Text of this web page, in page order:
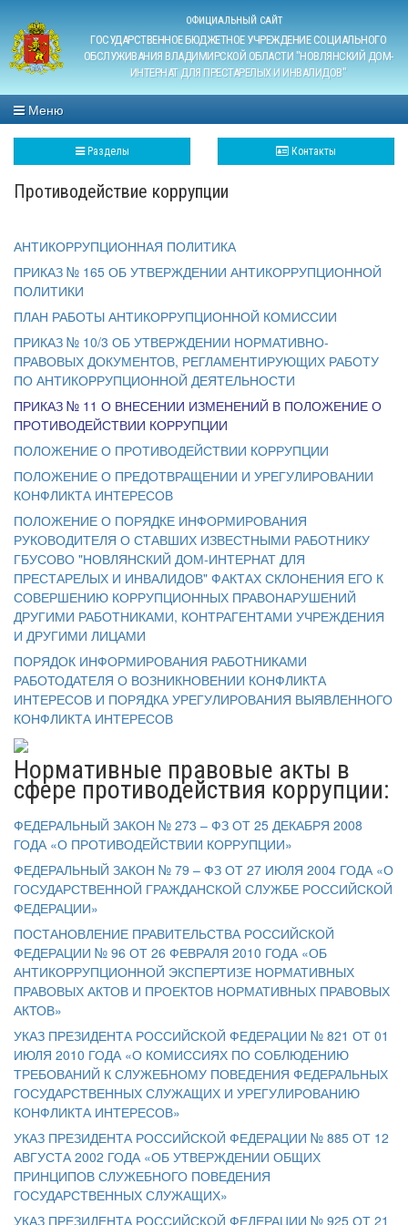
ОФИЦИАЛЬНЫЙ САЙТ
ГОСУДАРСТВЕННОЕ БЮДЖЕТНОЕ УЧРЕЖДЕНИЕ СОЦИАЛЬНОГО
ОБСЛУЖИВАНИЯ ВЛАДИМИРСКОЙ ОБЛАСТИ "НОВЛЯНСКИЙ ДОМ-
ИНТЕРНАТ ДЛЯ ПРЕСТАРЕЛЫХ И ИНВАЛИДОВ"
Меню
Разделы Контакты
Противодействие коррупции
АНТИКОРРУПЦИОННАЯ ПОЛИТИКА
ПРИКАЗ № 165 ОБ УТВЕРЖДЕНИИ АНТИКОРРУПЦИОННОЙ
ПОЛИТИКИ
ПЛАН РАБОТЫ АНТИКОРРУПЦИОННОЙ КОМИССИИ
ПРИКАЗ № 10/3 ОБ УТВЕРЖДЕНИИ НОРМАТИВНО-
ПРАВОВЫХ ДОКУМЕНТОВ, РЕГЛАМЕНТИРУЮЩИХ РАБОТУ
ПО АНТИКОРРУПЦИОННОЙ ДЕЯТЕЛЬНОСТИ
ПРИКАЗ № 11 О ВНЕСЕНИИ ИЗМЕНЕНИЙ В ПОЛОЖЕНИЕ О
ПРОТИВОДЕЙСТВИИ КОРРУПЦИИ
ПОЛОЖЕНИЕ О ПРОТИВОДЕЙСТВИИ КОРРУПЦИИ
ПОЛОЖЕНИЕ О ПРЕДОТВРАЩЕНИИ И УРЕГУЛИРОВАНИИ
КОНФЛИКТА ИНТЕРЕСОВ
ПОЛОЖЕНИЕ О ПОРЯДКЕ ИНФОРМИРОВАНИЯ
РУКОВОДИТЕЛЯ О СТАВШИХ ИЗВЕСТНЫМИ РАБОТНИКУ
ГБУСОВО "НОВЛЯНСКИЙ ДОМ-ИНТЕРНАТ ДЛЯ
ПРЕСТАРЕЛЫХ И ИНВАЛИДОВ" ФАКТАХ СКЛОНЕНИЯ ЕГО К
СОВЕРШЕНИЮ КОРРУПЦИОННЫХ ПРАВОНАРУШЕНИЙ
ДРУГИМИ РАБОТНИКАМИ, КОНТРАГЕНТАМИ УЧРЕЖДЕНИЯ
И ДРУГИМИ ЛИЦАМИ
ПОРЯДОК ИНФОРМИРОВАНИЯ РАБОТНИКАМИ
РАБОТОДАТЕЛЯ О ВОЗНИКНОВЕНИИ КОНФЛИКТА
ИНТЕРЕСОВ И ПОРЯДКА УРЕГУЛИРОВАНИЯ ВЫЯВЛЕННОГО
КОНФЛИКТА ИНТЕРЕСОВ
Нормативные правовые акты в
сфере противодействия коррупции:
ФЕДЕРАЛЬНЫЙ ЗАКОН № 273 – ФЗ ОТ 25 ДЕКАБРЯ 2008
ГОДА «О ПРОТИВОДЕЙСТВИИ КОРРУПЦИИ»
ФЕДЕРАЛЬНЫЙ ЗАКОН № 79 – ФЗ ОТ 27 ИЮЛЯ 2004 ГОДА «О
ГОСУДАРСТВЕННОЙ ГРАЖДАНСКОЙ СЛУЖБЕ РОССИЙСКОЙ
ФЕДЕРАЦИИ»
ПОСТАНОВЛЕНИЕ ПРАВИТЕЛЬСТВА РОССИЙСКОЙ
ФЕДЕРАЦИИ № 96 ОТ 26 ФЕВРАЛЯ 2010 ГОДА «ОБ
АНТИКОРРУПЦИОННОЙ ЭКСПЕРТИЗЕ НОРМАТИВНЫХ
ПРАВОВЫХ АКТОВ И ПРОЕКТОВ НОРМАТИВНЫХ ПРАВОВЫХ
АКТОВ»
УКАЗ ПРЕЗИДЕНТА РОССИЙСКОЙ ФЕДЕРАЦИИ № 821 ОТ 01
ИЮЛЯ 2010 ГОДА «О КОМИССИЯХ ПО СОБЛЮДЕНИЮ
ТРЕБОВАНИЙ К СЛУЖЕБНОМУ ПОВЕДЕНИЯ ФЕДЕРАЛЬНЫХ
ГОСУДАРСТВЕННЫХ СЛУЖАЩИХ И УРЕГУЛИРОВАНИЮ
КОНФЛИКТА ИНТЕРЕСОВ»
УКАЗ ПРЕЗИДЕНТА РОССИЙСКОЙ ФЕДЕРАЦИИ № 885 ОТ 12
АВГУСТА 2002 ГОДА «ОБ УТВЕРЖДЕНИИ ОБЩИХ
ПРИНЦИПОВ СЛУЖЕБНОГО ПОВЕДЕНИЯ
ГОСУДАРСТВЕННЫХ СЛУЖАЩИХ»
УКАЗ ПРЕЗИДЕНТА РОССИЙСКОЙ ФЕДЕРАЦИИ № 925 ОТ 21